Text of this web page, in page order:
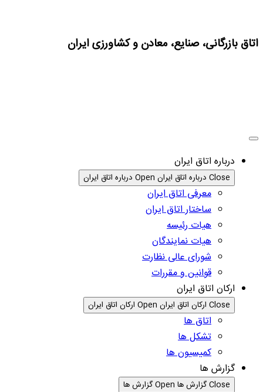
اتاق بازرگانی، صنایع، معادن و کشاورزی ایران
درباره اتاق ایران
Close درباره اتاق ایران Open درباره اتاق ایران
معرفی اتاق ایران
ساختار اتاق ایران
هیات رئیسه
هیات نمایندگان
شورای عالی نظارت
قوانین و مقررات
ارکان اتاق ایران
Close ارکان اتاق ایران Open ارکان اتاق ایران
اتاق ها
تشکل ها
کمیسیون ها
گزارش ها
Close گزارش ها Open گزارش ها